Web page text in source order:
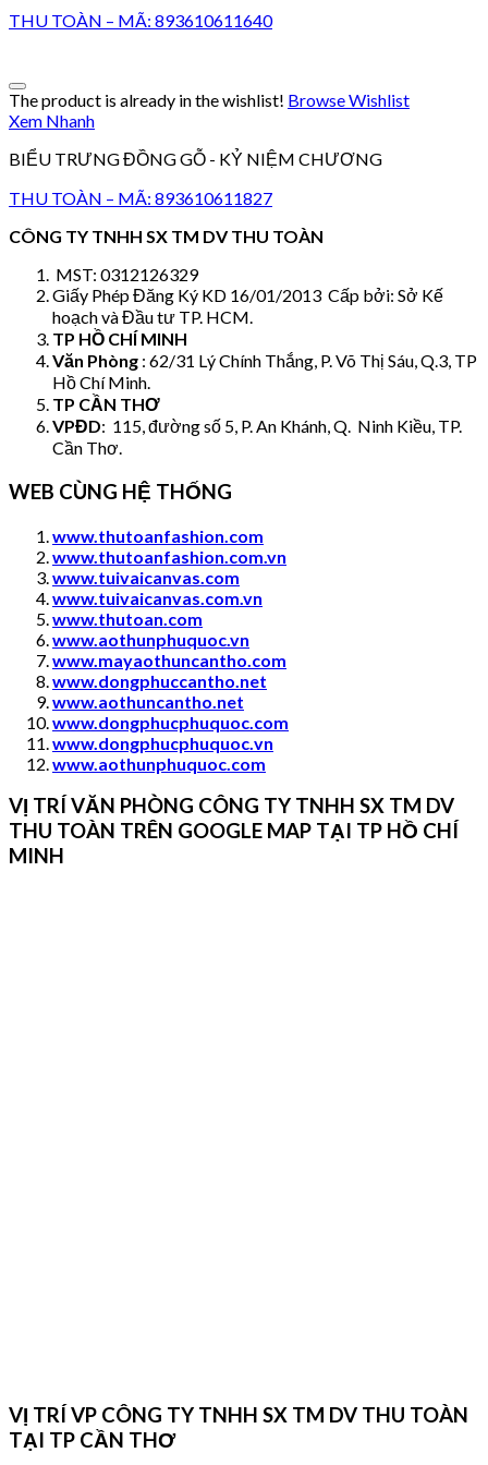
THU TOÀN – MÃ: 893610611640
The product is already in the wishlist! Browse Wishlist
Xem Nhanh
BIỂU TRƯNG ĐỒNG GỖ - KỶ NIỆM CHƯƠNG
THU TOÀN – MÃ: 893610611827
CÔNG TY TNHH SX TM DV THU TOÀN
MST: 0312126329
Giấy Phép Đăng Ký KD 16/01/2013 Cấp bởi: Sở Kế
hoạch và Đầu tư TP. HCM.
TP HỒ CHÍ MINH
Văn Phòng : 62/31 Lý Chính Thắng, P. Võ Thị Sáu, Q.3, TP
Hồ Chí Minh.
TP CẦN THƠ
VPĐD: 115, đường số 5, P. An Khánh, Q. Ninh Kiều, TP.
Cần Thơ.
WEB CÙNG HỆ THỐNG
www.thutoanfashion.com
www.thutoanfashion.com.vn
www.tuivaicanvas.com
www.tuivaicanvas.com.vn
www.thutoan.com
www.aothunphuquoc.vn
www.mayaothuncantho.com
www.dongphuccantho. net
www.aothuncantho.net
www.dongphucphuquoc.com
www.dongphucphuquoc. vn
www.aothunphuquoc.com
VỊ TRÍ VĂN PHÒNG CÔNG TY TNHH SX TM DV
THU TOÀN TRÊN GOOGLE MAP TẠI TP HỒ CHÍ
MINH
VỊ TRÍ VP CÔNG TY TNHH SX TM DV THU TOÀN
TẠI TP CẦN THƠ